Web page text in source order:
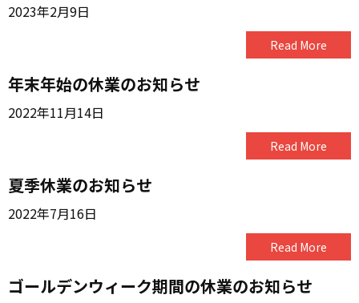
2023年2月9日
Read More
年末年始の休業のお知らせ
2022年11月14日
Read More
夏季休業のお知らせ
2022年7月16日
Read More
ゴールデンウィーク期間の休業のお知らせ